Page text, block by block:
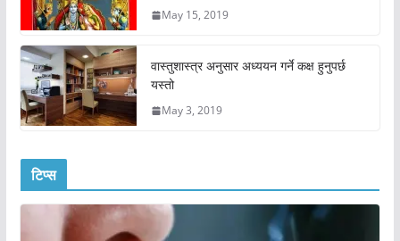
May 15, 2019
वास्तुशास्त्र अनुसार अध्ययन गर्ने कक्ष हुनुपर्छ
यस्तो
May 3, 2019
टिप्स